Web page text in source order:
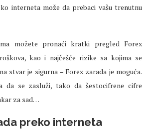
interneta može da prebaci vašu trenutnu
možete pronaći kratki pregled Forex
kao i najčešće rizike sa kojima se
stvar je sigurna – Forex zarada je moguća.
da se zasluži, tako da šestocifrene cifre
za sad…
preko interneta